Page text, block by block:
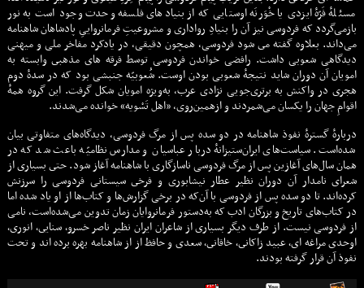
مسئلهٔ فَرّهٔ ایزدی یا خْوَرنَه اوستایی که از بنیادهای فلسفه وحدت وجود است به نور
بازمی‌گردد که فردوسی نیز آن را بنیادِ رواداری و مشروعیتِ فرمانرواییِ پادشاهان شاهنامه
می‌داند. بعلاوه گفته مى شود فردوسی، همچون دقیقی، در یادکرد مفاخر ملی و میهنی
دیدگاهی شعوبی داشت. رافضی خواندن فردوسی توسط فرقه هاى مذهبى وابسته به
امويان آن دوران شايد نتیجهٔ شعوبی بودن اوست. شُعوبیّه جنبشی بود که در سدهٔ دوم
هجرى در واکنش به برتری‌جویی نژادی عرب، به‌ویژه امویان شکل گرفت. این گروه همهٔ
اقوامِ جهان را یکسان می‌شمردند و ازهمین‌روی، «اهل تَسْویه» خوانده می‌شدند.
دربارهٔ گسترهٔ نفوذ شاهنامه در دو سده پس از مرگ فردوسی، دیدگاه‌های متفاوتی بیان
شده‌است. سیاست‌های ایران‌ستیزانهٔ دربار عباسیان و مدارس نظامیّه باعث شد که در
همان سال‌های آغازین پس از مرگ فردوسی ناسازگاری با شاهنامه آغاز شود. حتى بسيارى از
شعراى نامدار آن دوران نظير عطار نیشابوری و فرخى سیستانی فردوسی را سرزنش
کرده‌اند. تا دو سده پس از فردوسی با آن‌که در برخی گزارش‌ها و کتاب‌ها از او یاد شده اما
در کتاب‌های تاریخ و بزرگان ادب که به‌دستور فرمانروایان زمان تدوين می‌شده‌است، نامی
از فردوسی نیست. از طرف ديگر بسيارى از شاعران ايران نظير ناصر خسرو٬ سنايى٬ انورى٬
اوحدى مراغه اى٬ عبيد زاکانى٬ خاقانى٬ سعدى و حافظ از از شاهنامه بهره برده اند و تحت
نفوذ آن قرار گرفته بودند.